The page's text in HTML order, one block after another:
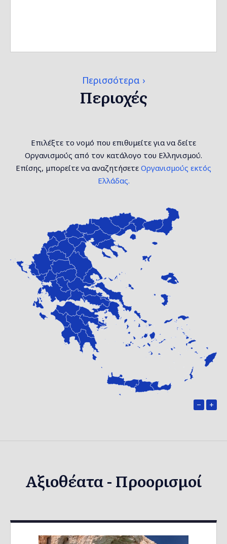
Περισσότερα
Περιοχές
Επιλέξτε το νομό που επιθυμείτε για να δείτε
Οργανισμούς από τον κατάλογο του Ελληνισμού.
Επίσης, μπορείτε να αναζητήσετε Οργανισμούς εκτός
Ελλάδας.
+
−
Αξιοθέατα - Προορισμοί